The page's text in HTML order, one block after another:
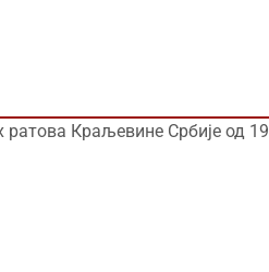
Краљевине Србије од